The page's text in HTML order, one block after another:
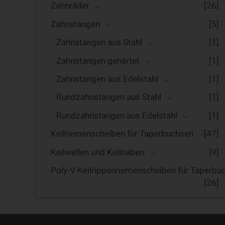
Zahnräder
[26]
Zahnstangen
[5]
Zahnstangen aus Stahl
[1]
Zahnstangen gehärtet
[1]
Zahnstangen aus Edelstahl
[1]
Rundzahnstangen aus Stahl
[1]
Rundzahnstangen aus Edelstahl
[1]
Keilriemenscheiben für Taperbuchsen
[47]
Keilwellen und Keilnaben
[9]
Poly-V Keilrippenriemenscheiben für
[26]